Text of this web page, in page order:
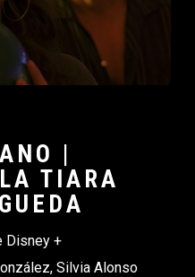
|
TIARA
Disney +
Silvia Alonso